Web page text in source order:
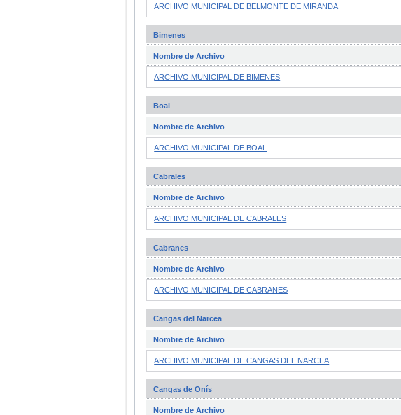
ARCHIVO MUNICIPAL DE BELMONTE DE MIRANDA
Bimenes
Nombre de Archivo
ARCHIVO MUNICIPAL DE BIMENES
Boal
Nombre de Archivo
ARCHIVO MUNICIPAL DE BOAL
Cabrales
Nombre de Archivo
ARCHIVO MUNICIPAL DE CABRALES
Cabranes
Nombre de Archivo
ARCHIVO MUNICIPAL DE CABRANES
Cangas del Narcea
Nombre de Archivo
ARCHIVO MUNICIPAL DE CANGAS DEL NARCEA
Cangas de Onís
Nombre de Archivo